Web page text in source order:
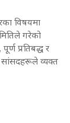
सेटिङको
विषयमा
गरेको
प्रतिबद्ध र
व्यक्त